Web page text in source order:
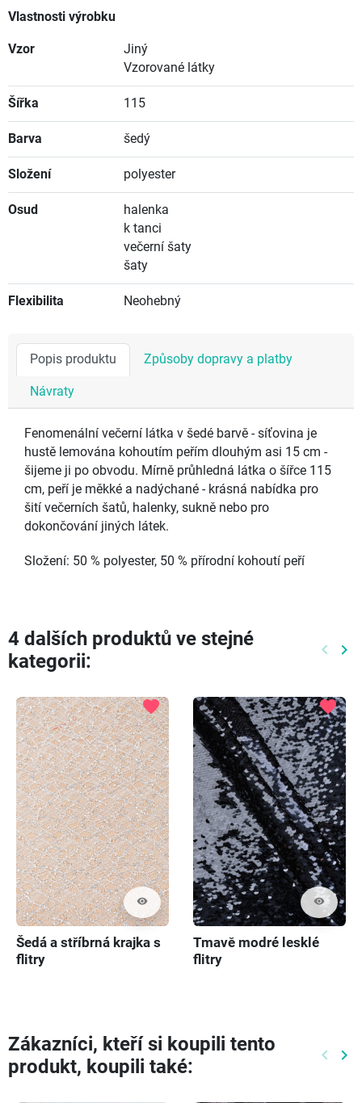
Vlastnosti výrobku
Vzor
Jiný
Vzorované látky
Šířka 115
Barva šedý
Složení polyester
Osud
halenka
k tanci
večerní šaty
šaty
Flexibilita Neohebný
Popis produktu Způsoby dopravy a platby
Návraty
Fenomenální večerní látka v šedé barvě - síťovina je
hustě lemována kohoutím peřím dlouhým asi 15 cm -
šijeme ji po obvodu. Mírně průhledná látka o šířce 115
cm, peří je měkké a nadýchané - krásná nabídka pro
šití večerních šatů, halenky, sukně nebo pro
dokončování jiných látek.
Složení: 50 % polyester, 50 % přírodní kohoutí peří
4 dalších produktů ve stejné
kategorii:
keyboard_arrow_left keyboard_arrow_right
visibility
favorite
Šedá a stříbrná krajka s
flitry
visibility
favorite
Tmavě modré lesklé
flitry
Zákazníci, kteří si koupili tento
produkt, koupili také:
keyboard_arrow_left keyboard_arrow_right